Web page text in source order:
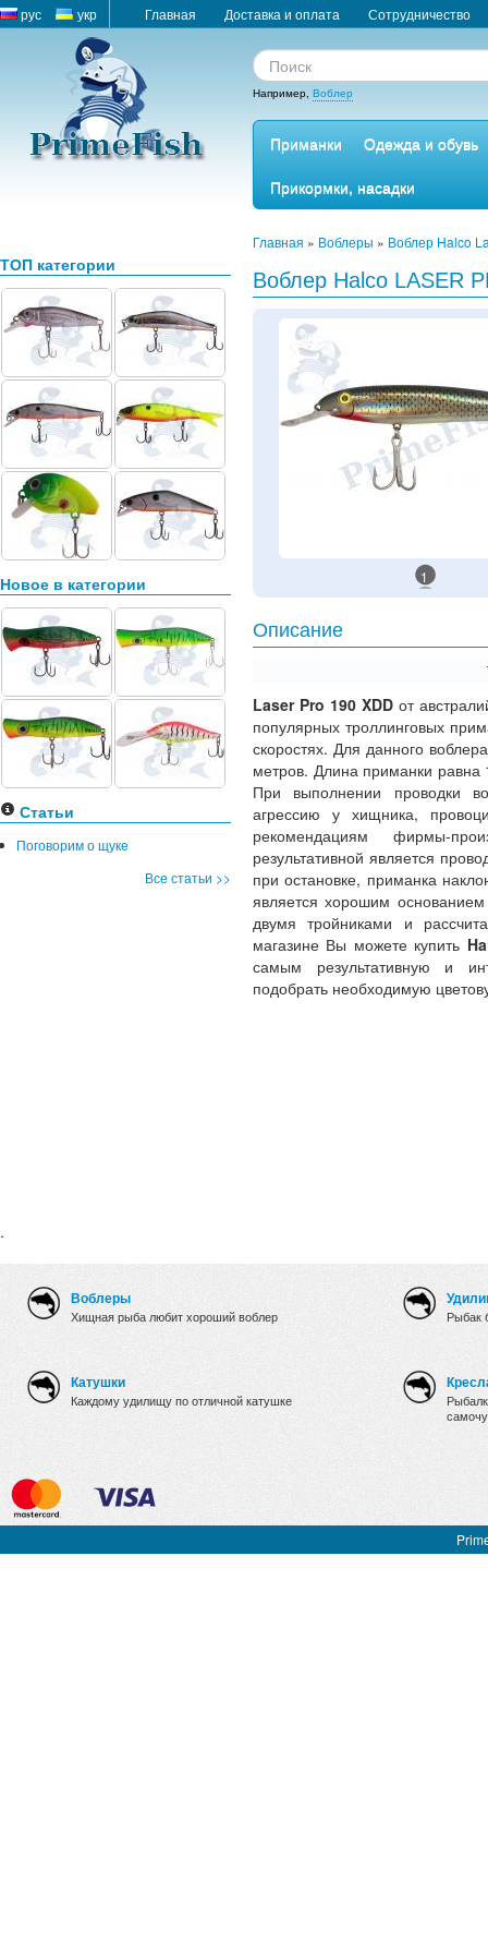
рус укр Главная Доставка и оплата Сотрудничество
Например, Воблер
Приманки
Одежда и обувь
Прикормки, насадки
ТОП категории
Новое в категории
Статьи
Поговорим о щуке
Все статьи >>
.
Главная » Воблеры » Воблер Halco
Воблер Halco LASER
1
Описание
Laser Pro 190 XDD от
популярных троллинговых
скоростях. Для данного
метров. Длина приманки
При выполнении проводки
агрессию у хищника,
рекомендациям фирмы-
результативной является
при остановке, приманка
является хорошим
двумя тройниками и
магазине Вы можете купить
самым результативную и
подобрать необходимую
Воблеры
Хищная рыба любит хороший воблер
Катушки
Каждому удилищу по отличной катушке
Рыбак